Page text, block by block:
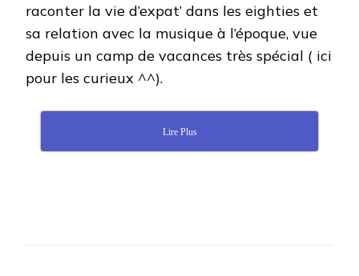
raconter la vie d’expat’ dans les eighties et
sa relation avec la musique à l’époque, vue
depuis un camp de vacances très spécial ( ici
pour les curieux ^^).
Lire Plus